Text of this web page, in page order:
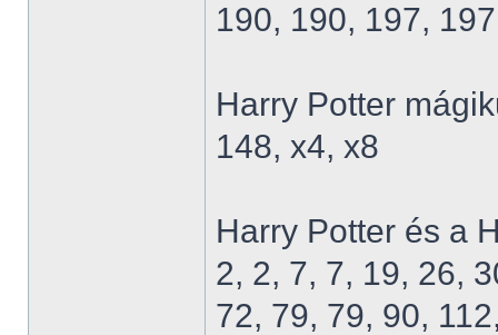
190, 190, 197,
Harry Potter
148, x4, x8
Harry Potter és a
2, 2, 7, 7, 19, 26,
72, 79, 79, 90,